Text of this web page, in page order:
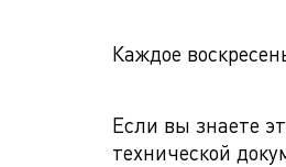
Каждое
Если вы знаете
технической